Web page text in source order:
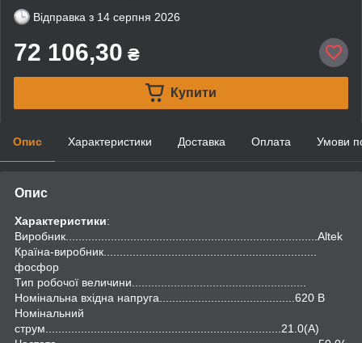
Відправка з 14 серпня 2026
72 106,30 ₴
Купити
Опис Характеристики Доставка Оплата Умови
Опис
Характеристики:
Виробник..............................................................................Altek
Країна-виробник..................................................................
фосфор
Тип робочої величини......................................................
Номінальна вхідна напруга..........................................620 B
Номінальний
струм.........................................................................21.0(А)